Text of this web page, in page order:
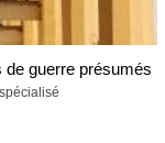
de guerre présumés